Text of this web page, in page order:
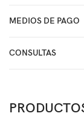
MEDIOS DE PAGO
CONSULTAS